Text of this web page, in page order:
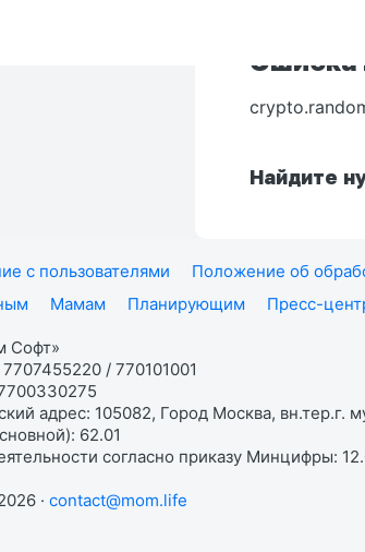
Ошибка
Найдите
с пользователями Положение об
Мамам Планирующим Пресс-
Софт»
/ 770101001
адрес: 105082, Город Москва, вн.тер.г.
62.01
согласно приказу Минцифры:
· contact@mom.life